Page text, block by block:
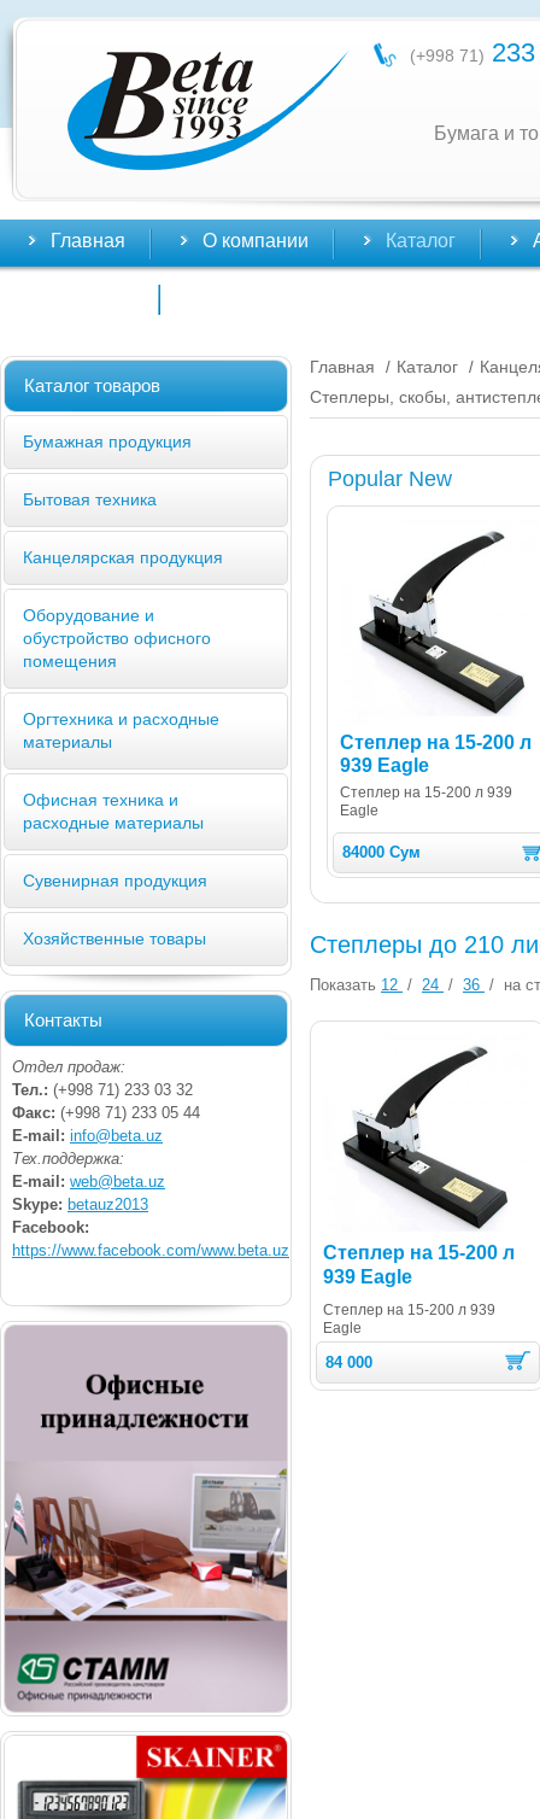
(+998 71)
Бумага и
Главная О компании Каталог
Каталог товаров
Бумажная продукция
Бытовая техника
Канцелярская продукция
Оборудование и
обустройство офисного
помещения
Оргтехника и расходные
материалы
Офисная техника и
расходные материалы
Сувенирная продукция
Хозяйственные товары
Контакты
Отдел продаж:
Тел.: (+998 71) 233 03 32
Факс: (+998 71) 233 05 44
E-mail: info@beta.uz
Тех.поддержка:
E-mail: web@beta.uz
Skype: betauz2013
Facebook:
https://www.facebook.com/www.beta.uz
Главная / Каталог /
Степлеры, скобы,
Popular New
Степлер на 15-200 л
939 Eagle
Степлер на 15-200 л 939
Eagle
84000 Сум
Степлеры до 210
Показать 12 / 24 / 36 / на
Степлер на 15-200 л
939 Eagle
Степлер на 15-200 л 939
Eagle
84 000